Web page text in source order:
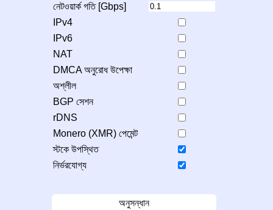
নেটওয়ার্ক গতি [Gbps]
IPv4
IPv6
NAT
DMCA অনুরোধ উপেক্ষা
অশ্লীল
BGP সেশন
rDNS
Monero (XMR) পেমেন্ট
স্টকে উপস্থিত
নির্ভরযোগ্য
অনুসন্ধান